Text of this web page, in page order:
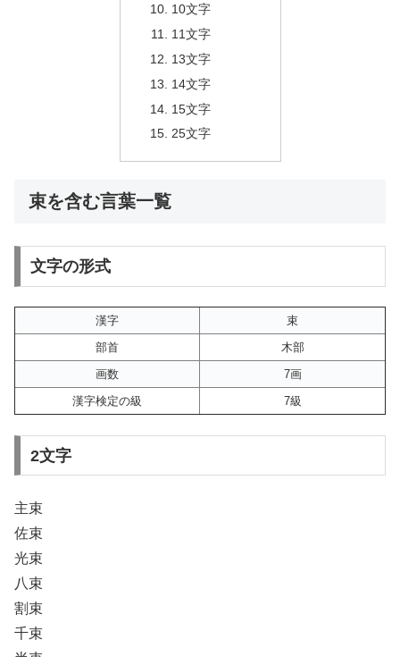
10文字
11文字
13文字
14文字
15文字
25文字
束を含む言葉一覧
文字の形式
漢字
束
部首
木部
画数
7画
漢字検定の級
7級
2文字
主束
佐束
光束
八束
割束
千束